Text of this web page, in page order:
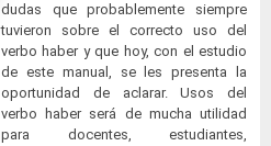
dudas que probablemente siempre
tuvieron sobre el correcto uso del
verbo haber y que hoy, con el estudio
de este manual, se les presenta la
oportunidad de aclarar. Usos del
verbo haber será de mucha utilidad
para docentes, estudiantes,